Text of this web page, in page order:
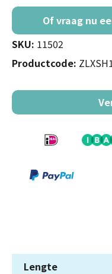
Of vraag nu
SKU: 11502
Productcode:
Lengte